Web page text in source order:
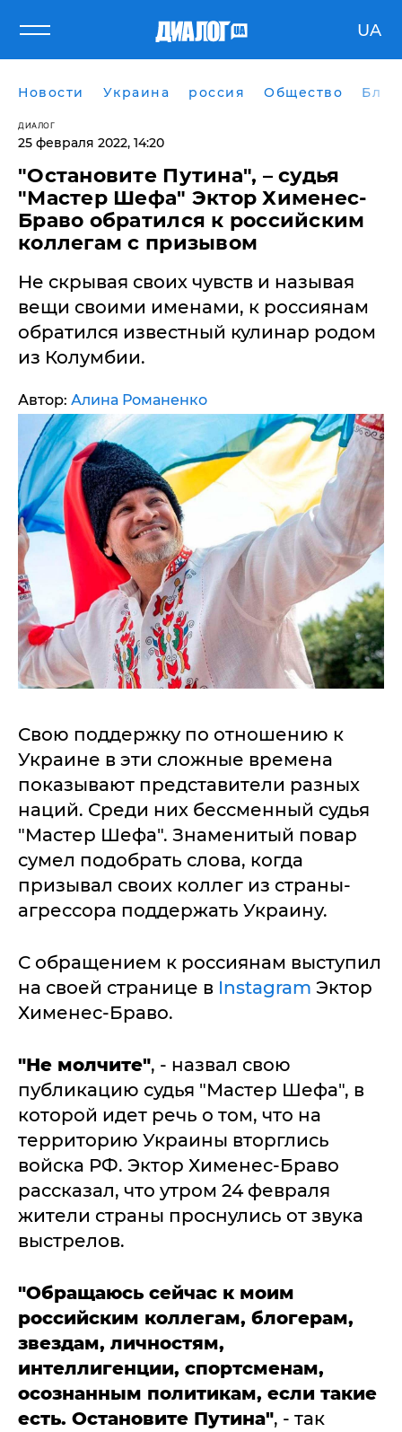
UA
Новости Украина россия Общество
ДИАЛОГ
25 февраля 2022, 14:20
"Остановите Путина", – судья
"Мастер Шефа" Эктор Хименес-
Браво обратился к российским
коллегам с призывом
Не скрывая своих чувств и называя
вещи своими именами, к россиянам
обратился известный кулинар родом
из Колумбии.
Автор: Алина Романенко
Свою поддержку по отношению к
Украине в эти сложные времена
показывают представители разных
наций. Среди них бессменный судья
"Мастер Шефа". Знаменитый повар
сумел подобрать слова, когда
призывал своих коллег из страны-
агрессора поддержать Украину.
С обращением к россиянам выступил
на своей странице в Instagram Эктор
Хименес-Браво.
"Не молчите", - назвал свою
публикацию судья "Мастер Шефа", в
которой идет речь о том, что на
территорию Украины вторглись
войска РФ. Эктор Хименес-Браво
рассказал, что утром 24 февраля
жители страны проснулись от звука
выстрелов.
"Обращаюсь сейчас к моим
российским коллегам, блогерам,
звездам, личностям,
интеллигенции, спортсменам,
осознанным политикам, если такие
есть. Остановите Путина", - так